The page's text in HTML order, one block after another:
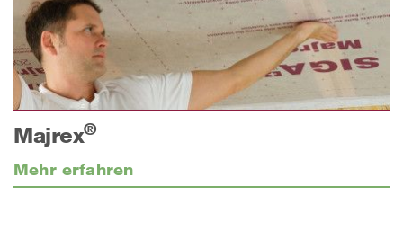
Majrex®
Mehr erfahren